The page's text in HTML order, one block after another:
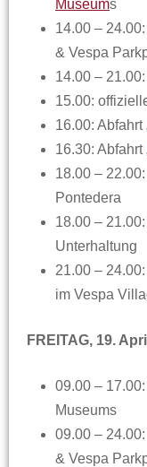
Museums
14.00 –
& Vespa
14.00 –
15.00:
16.00: Abfahrt
16.30: Abfahrt
18.00 –
Pontedera
18.00 –
Unterhaltung
21.00 –
im Vespa
FREITAG, 19.
09.00 –
Museums
09.00 –
& Vespa